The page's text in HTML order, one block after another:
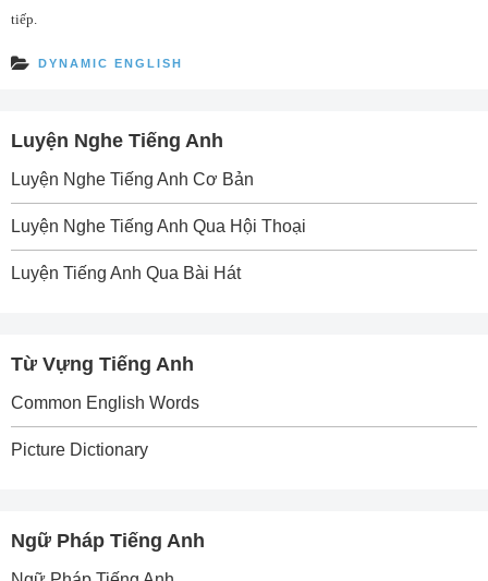
tiếp.
DYNAMIC ENGLISH
Luyện Nghe Tiếng Anh
Luyện Nghe Tiếng Anh Cơ Bản
Luyện Nghe Tiếng Anh Qua Hội Thoại
Luyện Tiếng Anh Qua Bài Hát
Từ Vựng Tiếng Anh
Common English Words
Picture Dictionary
Ngữ Pháp Tiếng Anh